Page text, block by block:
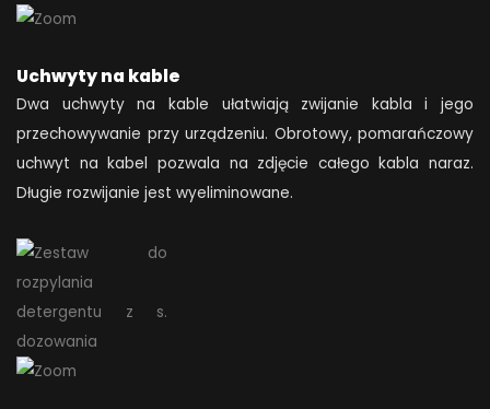
Uchwyty na kable
Dwa uchwyty na kable ułatwiają zwijanie kabla i jego
przechowywanie przy urządzeniu. Obrotowy, pomarańczowy
uchwyt na kabel pozwala na zdjęcie całego kabla naraz.
Długie rozwijanie jest wyeliminowane.